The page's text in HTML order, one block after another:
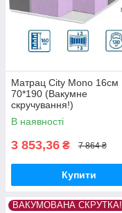
Матрац City Mono 16см
70*190 (Вакумне
скручування!)
В наявності
3 853,36 ₴ 7 864 ₴
Купити
ВАКУМОВАНА СКРУТКА!